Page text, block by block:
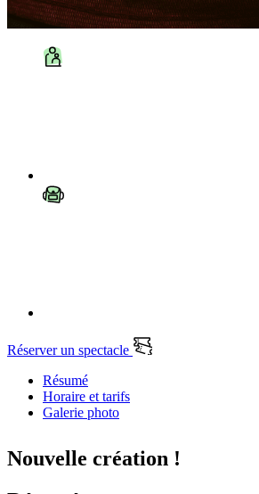
Réserver un spectacle
Résumé
Horaire et tarifs
Galerie photo
Nouvelle création !